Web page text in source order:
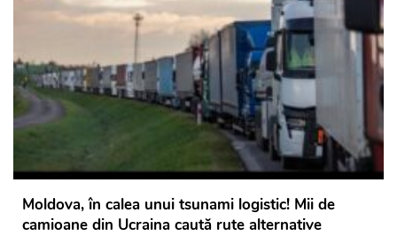
Moldova, în calea unui tsunami logistic! Mii de
camioane din Ucraina caută rute alternative